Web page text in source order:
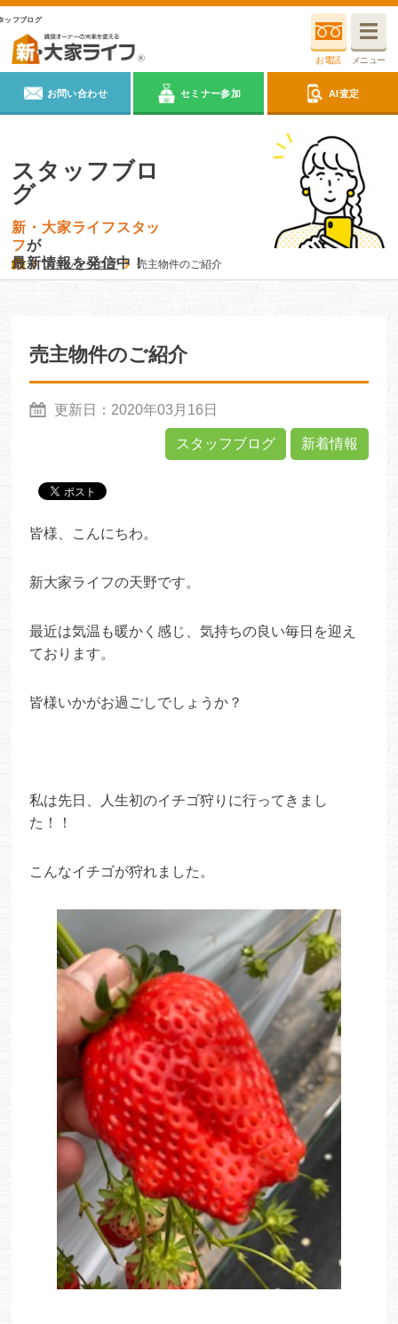
ッフブログ
お電話 メニュー
お問い合わせ セミナー参加 AI査定
スタッフブロ
グ
新・大家ライフスタッ
フが
最新情報を発信中！
スタッフブログ 売主物件のご紹介
売主物件のご紹介
更新日： 2020年03月16日
スタッフブログ 新着情報
皆様、こんにちわ。
新大家ライフの天野です。
最近は気温も暖かく感じ、気持ちの良い毎日を迎え
ております。
皆様いかがお過ごしでしょうか？
私は先日、人生初のイチゴ狩りに行ってきまし
た！！
こんなイチゴが狩れました。